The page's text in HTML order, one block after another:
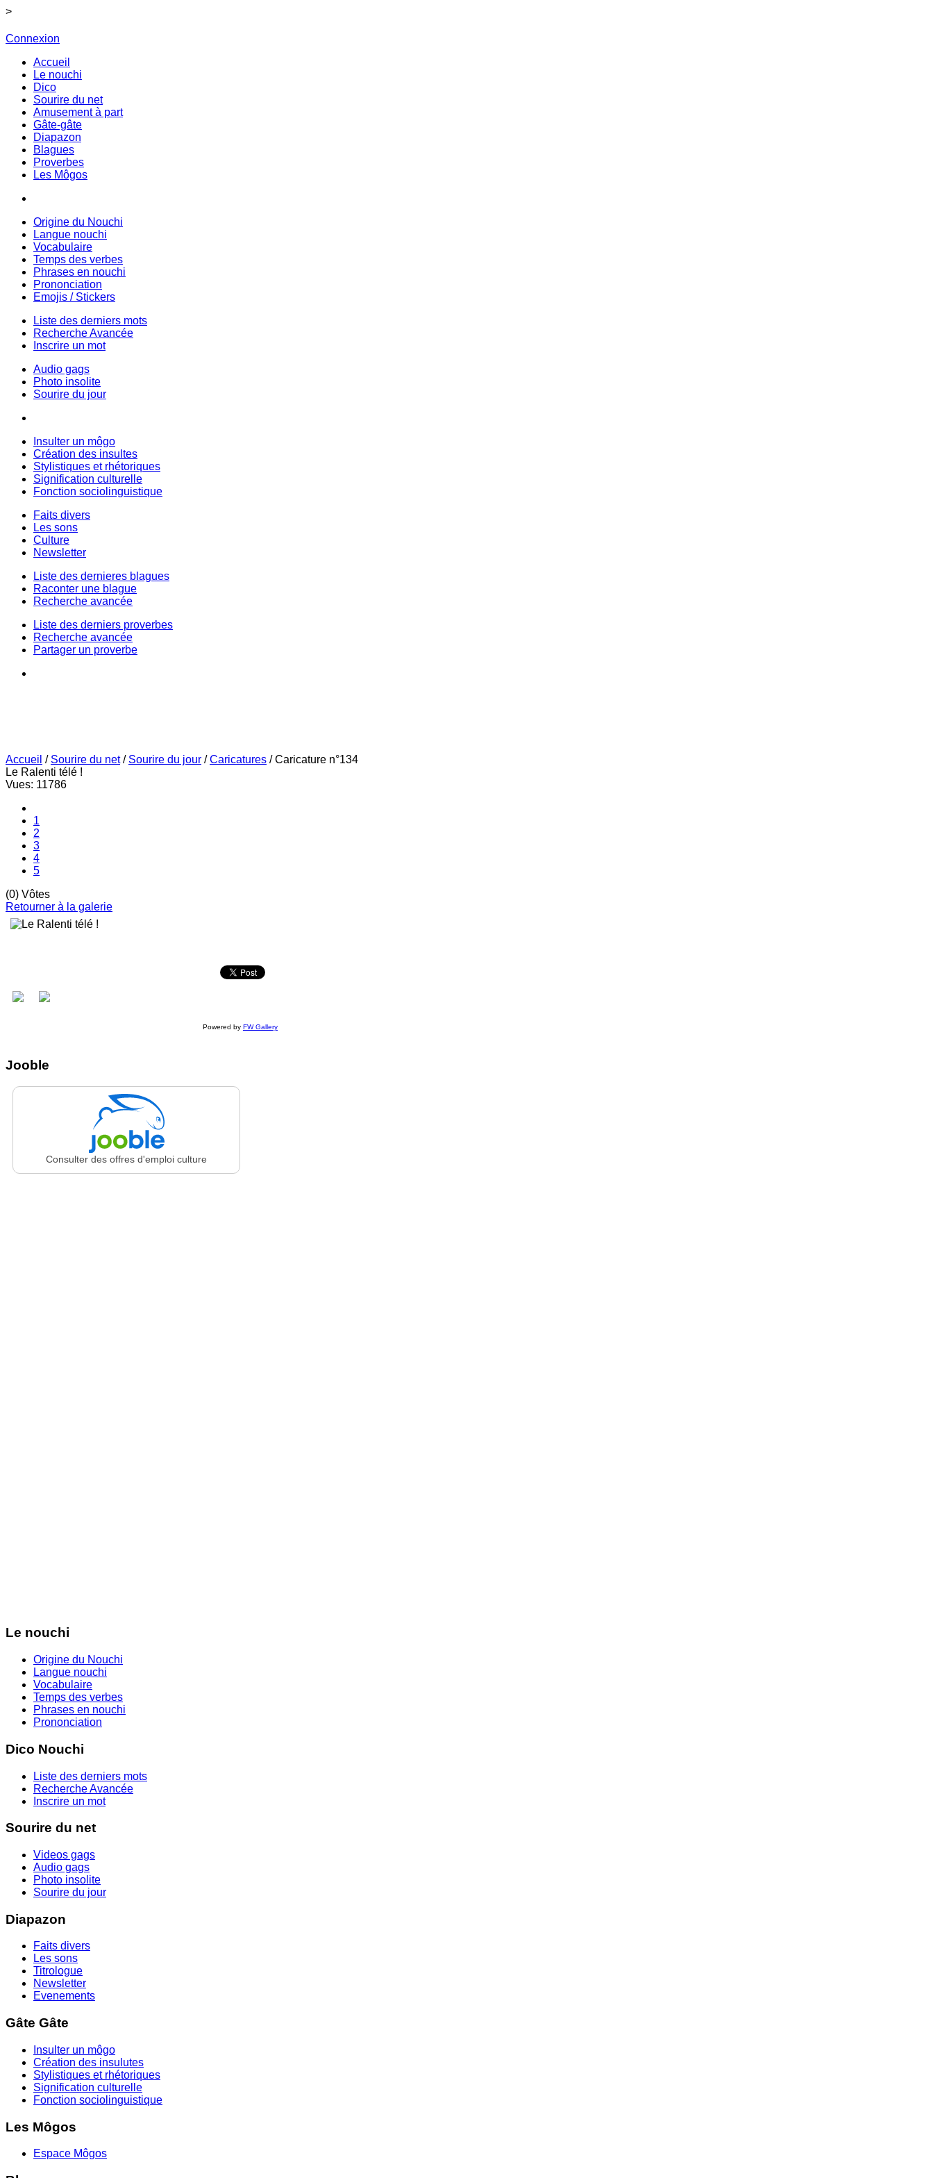
>
Connexion
Accueil
Le nouchi
Dico
Sourire du net
Amusement à part
Gâte-gâte
Diapazon
Blagues
Proverbes
Les Môgos
Origine du Nouchi
Langue nouchi
Vocabulaire
Temps des verbes
Phrases en nouchi
Prononciation
Emojis / Stickers
Liste des derniers mots
Recherche Avancée
Inscrire un mot
Audio gags
Photo insolite
Sourire du jour
Insulter un môgo
Création des insultes
Stylistiques et rhétoriques
Signification culturelle
Fonction sociolinguistique
Faits divers
Les sons
Culture
Newsletter
Liste des dernieres blagues
Raconter une blague
Recherche avancée
Liste des derniers proverbes
Recherche avancée
Partager un proverbe
Accueil / Sourire du net / Sourire du jour /Caricatures /Caricature n°134
Le Ralenti télé !
Vues: 11786
1
2
3
4
5
(0) Vôtes
Retourner à la galerie
Powered by FW Gallery
Jooble
Consulter des offres d'emploi culture
Le nouchi
Origine du Nouchi
Langue nouchi
Vocabulaire
Temps des verbes
Phrases en nouchi
Prononciation
Dico Nouchi
Liste des derniers mots
Recherche Avancée
Inscrire un mot
Sourire du net
Videos gags
Audio gags
Photo insolite
Sourire du jour
Diapazon
Faits divers
Les sons
Titrologue
Newsletter
Evenements
Gâte Gâte
Insulter un môgo
Création des insulutes
Stylistiques et rhétoriques
Signification culturelle
Fonction sociolinguistique
Les Môgos
Espace Môgos